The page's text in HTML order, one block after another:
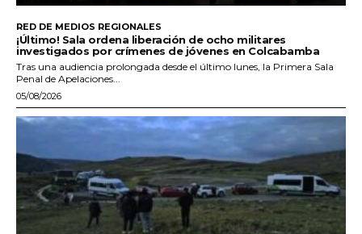
RED DE MEDIOS REGIONALES
¡Último! Sala ordena liberación de ocho militares
investigados por crímenes de jóvenes en Colcabamba
Tras una audiencia prolongada desde el último lunes, la Primera Sala
Penal de Apelaciones...
05/08/2026